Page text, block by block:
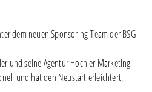
dem neuen Sponsoring-Team der BSG
und seine Agentur Hochler Marketing
und hat den Neustart erleichtert.